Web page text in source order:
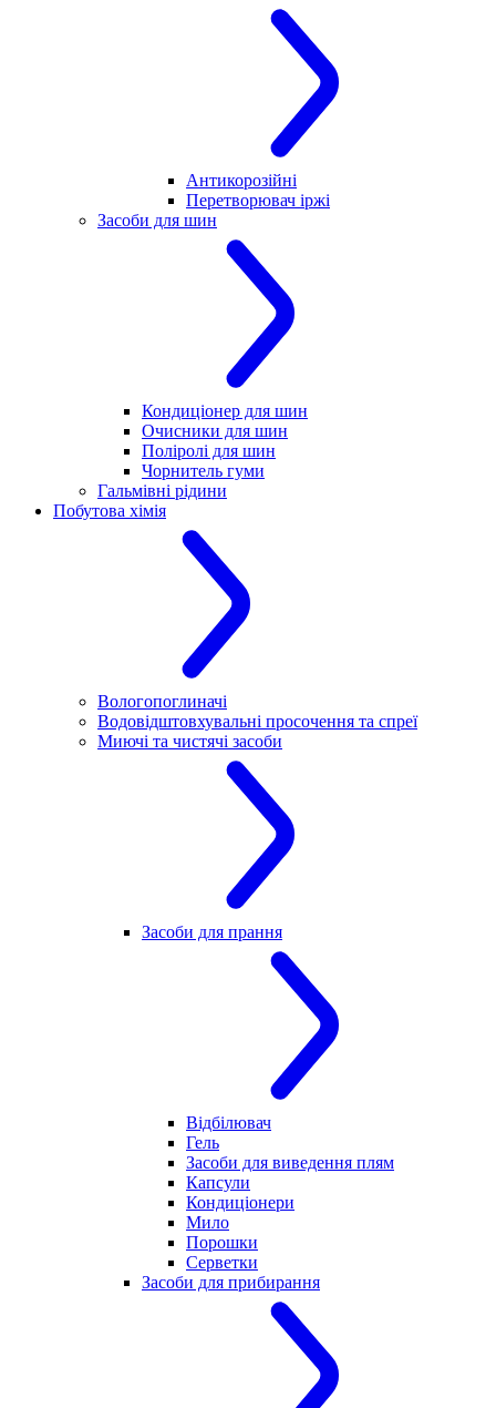
Антикорозійні
Перетворювач іржі
Засоби для шин
Кондиціонер для шин
Очисники для шин
Поліролі для шин
Чорнитель гуми
Гальмівні рідини
Побутова хімія
Вологопоглиначі
Водовідштовхувальні просочення та спреї
Миючі та чистячі засоби
Засоби для прання
Відбілювач
Гель
Засоби для виведення плям
Капсули
Кондиціонери
Мило
Порошки
Серветки
Засоби для прибирання